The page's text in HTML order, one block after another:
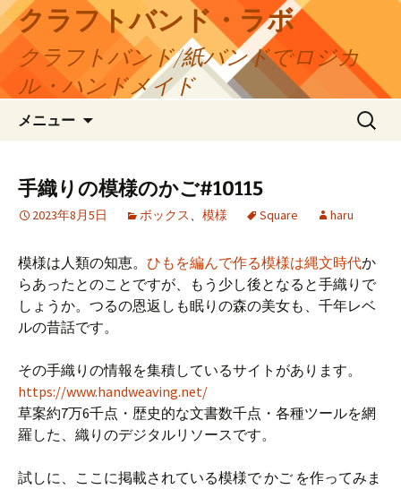
コ
ン
テ
ツ
ス
クラフトバンド・ラボ
クラフトバンド/紙バンドでロジカ
ル・ハンドメイド
メニュー
検
索:
手織りの模様のかご#10115
2023年8月5日 ボックス、 模様 Square haru
模様は人類の知恵。 ひもを編んで作る模様は縄文時代か
らあったとのことですが、もう少し後となると手織りで
しょうか。つるの恩返しも眠りの森の美女も、千年レベ
ルの昔話です。
その手織りの情報を集積しているサイトがあります。
https://www.handweaving.net/
草案約7万6千点・歴史的な文書数千点・各種ツールを網
羅した、織りのデジタルリソースです。
試しに、ここに掲載されている模様で かご を作ってみま